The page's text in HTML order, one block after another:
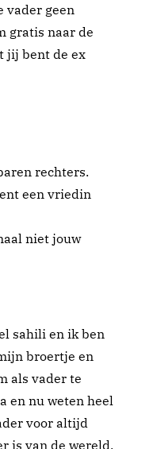
vader geen
gratis naar de
jij bent de ex
rechters.
een vriedin
niet jouw
sahili en ik ben
broertje en
als vader te
en nu weten heel
voor altijd
is van de wereld,